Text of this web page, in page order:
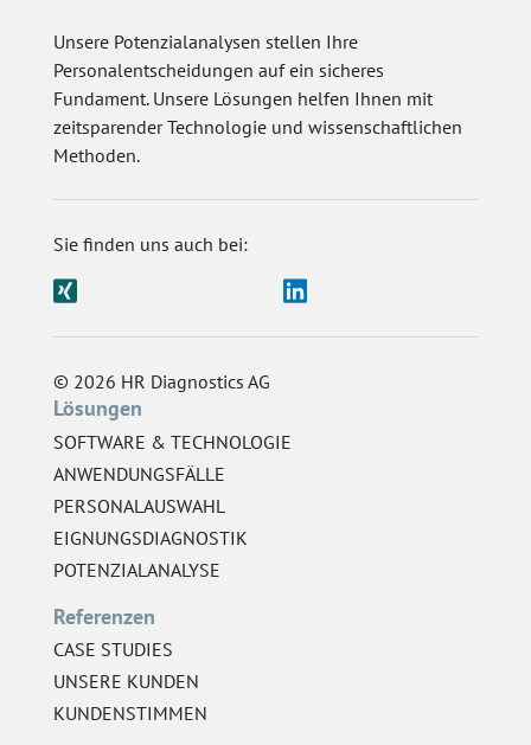
Unsere Potenzialanalysen stellen Ihre
Personalentscheidungen auf ein sicheres
Fundament. Unsere Lösungen helfen Ihnen mit
zeitsparender Technologie und wissenschaftlichen
Methoden.
Sie finden uns auch bei:
© 2026 HR Diagnostics AG
Lösungen
SOFTWARE & TECHNOLOGIE
ANWENDUNGSFÄLLE
PERSONALAUSWAHL
EIGNUNGSDIAGNOSTIK
POTENZIALANALYSE
Referenzen
CASE STUDIES
UNSERE KUNDEN
KUNDENSTIMMEN